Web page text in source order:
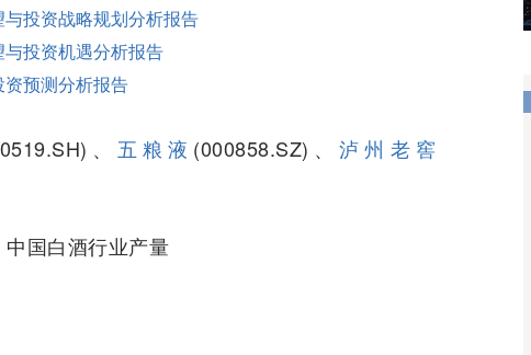
投资战略规划分析报告
投资机遇分析报告
预测分析报告
、五粮液 (000858.SZ)、泸州老窖
国白酒行业产量